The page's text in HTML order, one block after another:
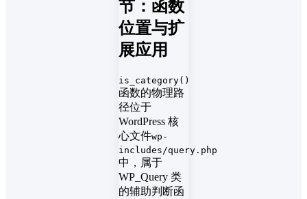
节：函数
位置与扩
展应用
is_category()
函数的物理路
径位于
WordPress 核
心文件wp-
includes/query.php
中，属于
WP_Query 类
的辅助判断函